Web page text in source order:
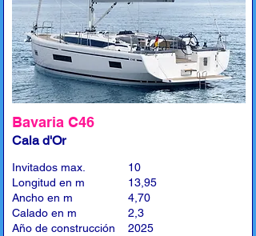
Bavaria C46
Cala d'Or
Invitados max.
Longitud en m
Ancho en m
Calado en m
Año de construcción
10
13,95
4,70
2,3
2025